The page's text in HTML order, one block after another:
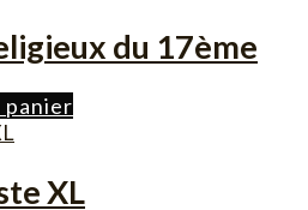
plusieurs
variations.
Les
options
peuvent
choisies
du 17ème
panier
XL